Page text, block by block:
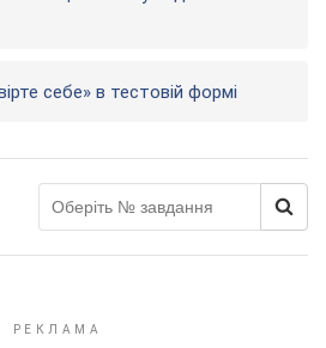
себе» в тестовій формі